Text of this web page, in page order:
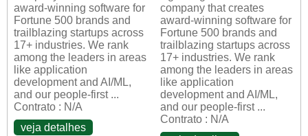
award-winning software for
Fortune 500 brands and
trailblazing startups across
17+ industries. We rank
among the leaders in areas
like application
development and AI/ML,
and our people-first ...
Contrato : N/A
veja detalhes
company that creates
award-winning software for
Fortune 500 brands and
trailblazing startups across
17+ industries. We rank
among the leaders in areas
like application
development and AI/ML,
and our people-first ...
Contrato : N/A